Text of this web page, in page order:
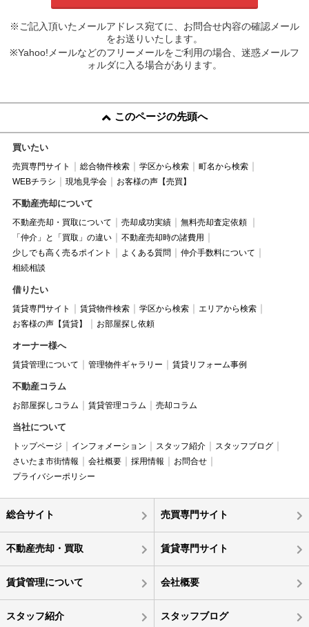
※ご記入頂いたメールアドレス宛てに、お問合せ内容の確認メール
をお送りいたします。
※Yahoo!メールなどのフリーメールをご利用の場合、迷惑メールフ
ォルダに入る場合があります。
このページの先頭へ
買いたい
売買専門サイト 総合物件検索 学区から検索
町名から検索
WEBチラシ
現地見学会 お客様の声【売買】
不動産売却について
不動産売却・買取について 売却成功実績
無料売却査定依頼
「仲介」と「買取」の違い
不動産売却時の諸費用
少しでも高く売るポイント
よくある質問
仲介手数料について
相続相談
借りたい
賃貸専門サイト 賃貸物件検索 学区から検索
エリアから検索
お客様の声【賃貸】
お部屋探し依頼
オーナー様へ
賃貸管理について 管理物件ギャラリー 賃貸リフォーム事例
不動産コラム
お部屋探しコラム 賃貸管理コラム 売却コラム
当社について
トップページ インフォメーション スタッフ紹介
スタッフブログ
さいたま市街情報
会社概要 採用情報
お問合せ
プライバシーポリシー
総合サイト 売買専門サイト
不動産売却・買取 賃貸専門サイト
賃貸管理について 会社概要
スタッフ紹介 スタッフブログ